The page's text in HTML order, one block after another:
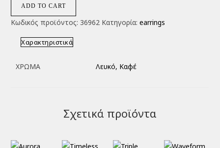
ADD TO CART
Κωδικός προϊόντος:36962 Κατηγορία:earrings
Χαρακτηριστικά
ΧΡΏΜΑ Λευκό, Καφέ
Σχετικά προϊόντα